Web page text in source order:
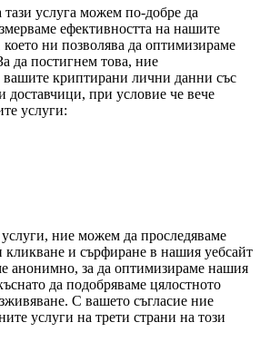
услуга можем по-добре да
ефективността на нашите
ни позволява да оптимизираме
да постигнем това, ние
криптирани лични данни със
доставчици, при условие че вече
услуги:
ние можем да проследяваме
кликване и сърфиране в нашия уебсайт
анонимно, за да оптимизираме нашия
да подобряваме цялостното
С вашето съгласие ние
услуги на трети страни на този